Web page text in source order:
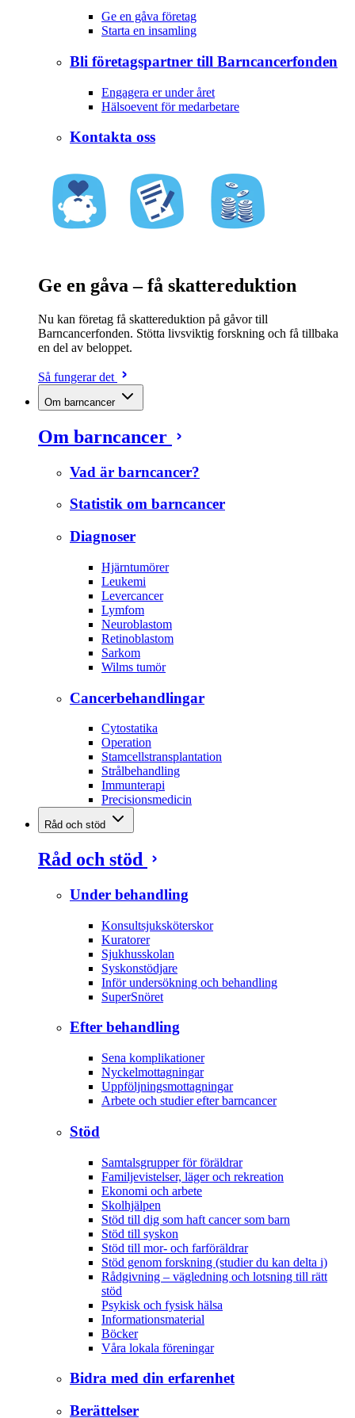
Ge en gåva företag
Starta en insamling
Bli företagspartner till Barncancerfonden
Engagera er under året
Hälsoevent för medarbetare
Kontakta oss
Ge en gåva – få skattereduktion
Nu kan företag få skattereduktion på gåvor till
Barncancerfonden. Stötta livsviktig forskning och få tillbaka
en del av beloppet.
Så fungerar det
Om barncancer
Om barncancer
Vad är barncancer?
Statistik om barncancer
Diagnoser
Hjärntumörer
Leukemi
Levercancer
Lymfom
Neuroblastom
Retinoblastom
Sarkom
Wilms tumör
Cancerbehandlingar
Cytostatika
Operation
Stamcellstransplantation
Strålbehandling
Immunterapi
Precisionsmedicin
Råd och stöd
Råd och stöd
Under behandling
Konsultsjuksköterskor
Kuratorer
Sjukhusskolan
Syskonstödjare
Inför undersökning och behandling
SuperSnöret
Efter behandling
Sena komplikationer
Nyckelmottagningar
Uppföljningsmottagningar
Arbete och studier efter barncancer
Stöd
Samtalsgrupper för föräldrar
Familjevistelser, läger och rekreation
Ekonomi och arbete
Skolhjälpen
Stöd till dig som haft cancer som barn
Stöd till syskon
Stöd till mor- och farföräldrar
Stöd genom forskning (studier du kan delta i)
Rådgivning – vägledning och lotsning till rätt
stöd
Psykisk och fysisk hälsa
Informationsmaterial
Böcker
Våra lokala föreningar
Bidra med din erfarenhet
Berättelser